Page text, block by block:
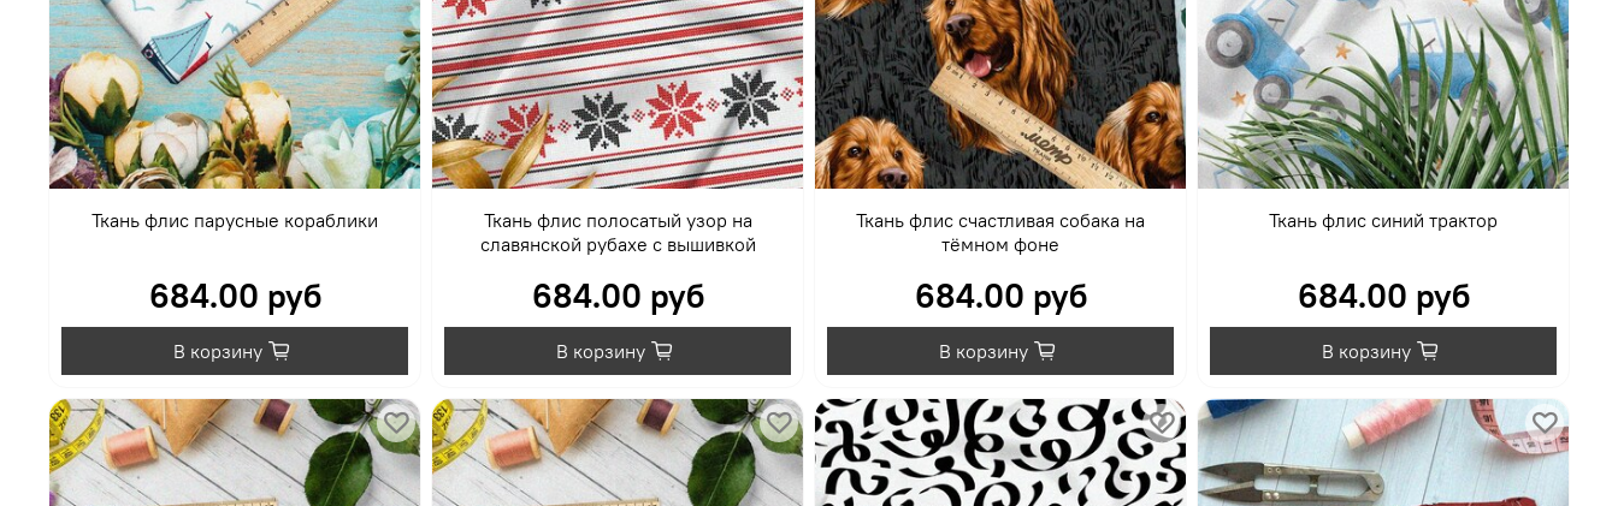
Ткань флис парусные кораблики
684.00 руб
В корзину
Ткань флис полосатый узор на
славянской рубахе с вышивкой
684.00 руб
В корзину
Ткань флис счастливая собака на
тёмном фоне
684.00 руб
В корзину
Ткань флис синий трактор
684.00 руб
В корзину